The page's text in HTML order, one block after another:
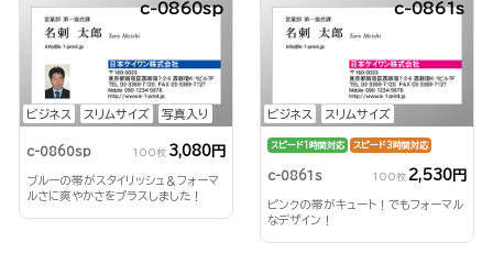
ビジネス スリムサイズ 写真入り
c-0860sp
c-0860sp 100枚 3,080円
ブルーの帯がスタイリッシュ＆フォーマ
ルさに爽やかさをプラスしました！
ビジネス スリムサイズ
c-0861s
スピード1時間対応 スピード3時間対応
c-0861s 100枚 2,530円
ピンクの帯がキュート！でもフォーマル
なデザイン！